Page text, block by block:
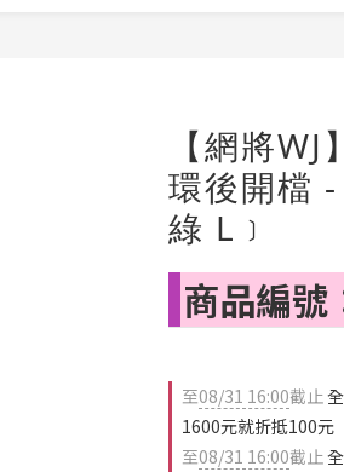
【網將
環後開檔
綠 L﹞
商品編
至08/31 16:00截止
1600元就折抵100元
至08/31 16:00截止